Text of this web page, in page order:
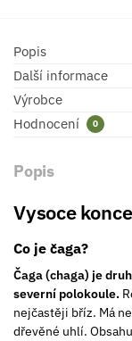
Popis
Další informace
Výrobce
Hodnocení
0
Popis
Vysoce
Co je čaga?
Čaga (chaga) je
severní polokoule.
nejčastěji bříz. Má
dřevěné uhlí.